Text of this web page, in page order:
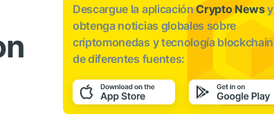
Descargue la aplicaciónCrypto Newsy
obtenga noticias globales sobre
criptomonedas y tecnología blockchain
de diferentes fuentes: